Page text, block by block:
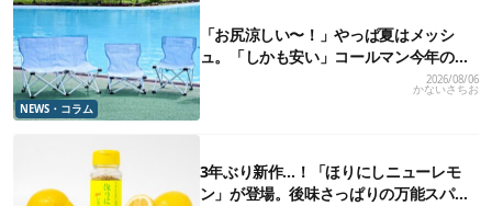
NEWS・コラム
「お尻涼しい〜！」やっぱ夏はメッシ
ュ。「しかも安い」コールマン今年の新
作は、カラーもさわやかです
2026/08/06
かないさちお
3年ぶり新作…！「ほりにしニューレモ
ン」が登場。後味さっぱりの万能スパイ